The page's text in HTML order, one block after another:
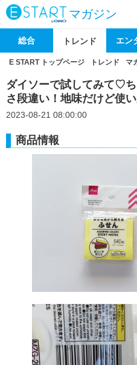
マガジン
総合 トレンド エン
E START トップページ トレンド マ
ダイソーで試してみて♡
さ段違い！地味だけど使
2023-08-21 08:00:00
商品情報